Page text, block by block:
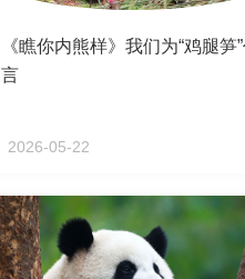
《瞧你内熊样》我们为“鸡腿笋
言
2026-05-22